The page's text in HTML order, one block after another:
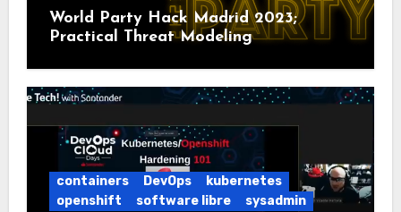
World Party Hack Madrid 2023;
Practical Threat Modeling
containers DevOps
kubernetes
openshift
software libre sysadmin